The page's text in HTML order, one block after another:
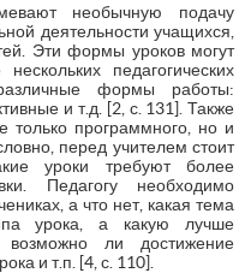
необычную подачу
деятельности учащихся,
Эти формы уроков могут
педагогических
формы работы:
и т.д. [2, с. 131]. Также
только программного, но и
перед учителем стоит
уроки требуют более
Педагогу необходимо
а что нет, какая тема
урока, а какую лучше
ли достижение
и т.п. [4, с. 110].